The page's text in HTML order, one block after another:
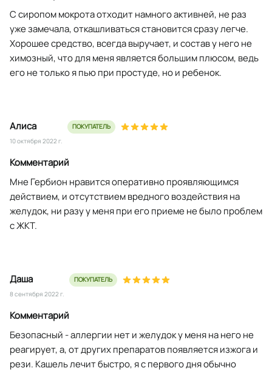
С сиропом мокрота отходит намного активней, не раз
уже замечала, откашливаться становится сразу легче.
Хорошее средство, всегда выручает, и состав у него не
химозный, что для меня является большим плюсом, ведь
его не только я пью при простуде, но и ребенок.
Алиса
10 октября 2022 г.
ПОКУПАТЕЛЬ
Комментарий
Мне Гербион нравится оперативно проявляющимся
действием, и отсутствием вредного воздействия на
желудок, ни разу у меня при его приеме не было проблем
с ЖКТ.
Даша
8 сентября 2022 г.
ПОКУПАТЕЛЬ
Комментарий
Безопасный - аллергии нет и желудок у меня на него не
реагирует, а, от других препаратов появляется изжога и
рези. Кашель лечит быстро, я с первого дня обычно